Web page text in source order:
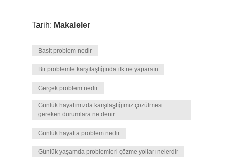
Tarih: Makaleler
Basit problem nedir
Bir problemle karşılaştığında ilk ne yaparsın
Gerçek problem nedir
Günlük hayatımızda karşılaştığımız çözülmesi
gereken durumlara ne denir
Günlük hayatta problem nedir
Günlük yaşamda problemleri çözme yolları nelerdir